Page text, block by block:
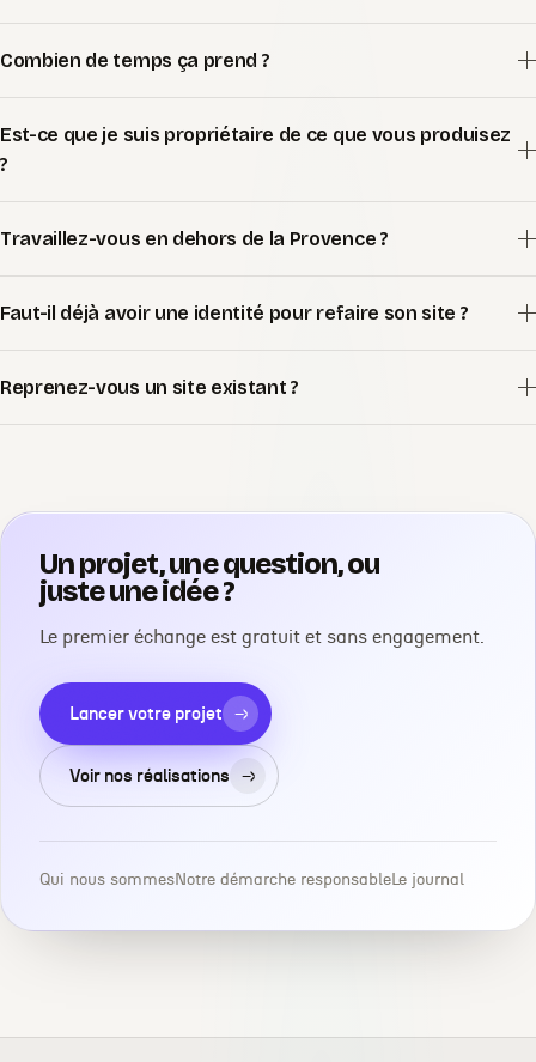
Combien de temps ça prend ?
Est-ce que je suis propriétaire de ce que vous produisez
?
Travaillez-vous en dehors de la Provence ?
Faut-il déjà avoir une identité pour refaire son site ?
Reprenez-vous un site existant ?
Un projet, une question, ou
juste une idée ?
Le premier échange est gratuit et sans engagement.
Lancer votre projet →
Voir nos réalisations →
Qui nous sommesNotre démarche responsableLe journal